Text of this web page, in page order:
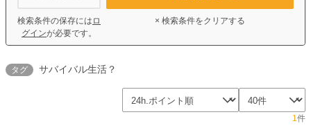
検索条件の保存には ロ
グインが必要です。
× 検索条件をクリアする
タグ サバイバル生活？
1件